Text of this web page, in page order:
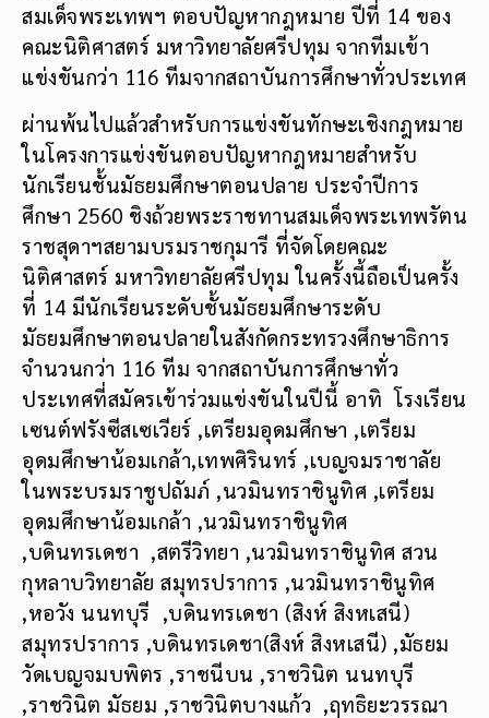
สมเด็จพระเทพฯ ตอบปัญหากฎหมาย ปีที่ 14 ของ
คณะนิติศาสตร์ มหาวิทยาลัยศรีปทุม จากทีมเข้า
แข่งขันกว่า 116 ทีมจากสถาบันการศึกษาทั่วประเทศ
ผ่านพ้นไปแล้วสำหรับการแข่งขันทักษะเชิงกฎหมาย
ในโครงการแข่งขันตอบปัญหากฎหมายสำหรับ
นักเรียนชั้นมัธยมศึกษาตอนปลาย ประจำปีการ
ศึกษา 2560 ชิงถ้วยพระราชทานสมเด็จพระเทพรัตน
ราชสุดาฯสยามบรมราชกุมารี ที่จัดโดยคณะ
นิติศาสตร์ มหาวิทยาลัยศรีปทุม ในครั้งนี้ถือเป็นครั้ง
ที่ 14 มีนักเรียนระดับชั้นมัธยมศึกษาระดับ
มัธยมศึกษาตอนปลายในสังกัดกระทรวงศึกษาธิการ
จำนวนกว่า 116 ทีม จากสถาบันการศึกษาทั่ว
ประเทศที่สมัครเข้าร่วมแข่งขันในปีนี้ อาทิ โรงเรียน
เซนต์ฟรังซีสเซเวียร์ ,เตรียมอุดมศึกษา ,เตรียม
อุดมศึกษาน้อมเกล้า,เทพศิรินทร์ ,เบญจมราชาลัย
ในพระบรมราชูปถัมภ์ ,นวมินทราชินูทิศ ,เตรียม
อุดมศึกษาน้อมเกล้า ,นวมินทราชินูทิศ
,บดินทรเดชา ,สตรีวิทยา ,นวมินทราชินูทิศ สวน
กุหลาบวิทยาลัย สมุทรปราการ ,นวมินทราชินูทิศ
,หอวัง นนทบุรี ,บดินทรเดชา (สิงห์ สิงหเสนี)
สมุทรปราการ ,บดินทรเดชา(สิงห์ สิงหเสนี) ,มัธยม
วัดเบญจมบพิตร ,ราชนีบน ,ราชวินิต นนทบุรี
,ราชวินิต มัธยม ,ราชวินิตบางแก้ว ,ฤทธิยะวรรณา